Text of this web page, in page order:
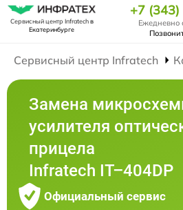
Сервисный центр Infratechв
Екатеринбурге
+7
Ежедневно
Сервисный центр Infratech
Замена
усилителя
прицела
Infratech IT–404DP
Официальный сервис